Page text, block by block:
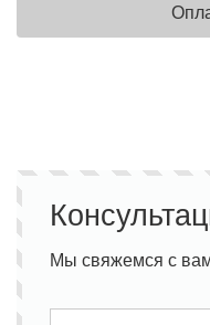
Мы свяжемся с